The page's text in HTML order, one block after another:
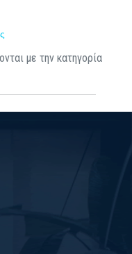
με την κατηγορία